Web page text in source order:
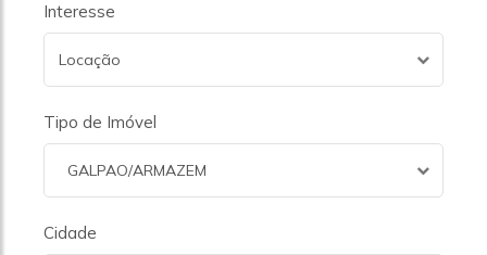
Interesse
Locação
Tipo de Imóvel
GALPAO/ARMAZEM
Cidade